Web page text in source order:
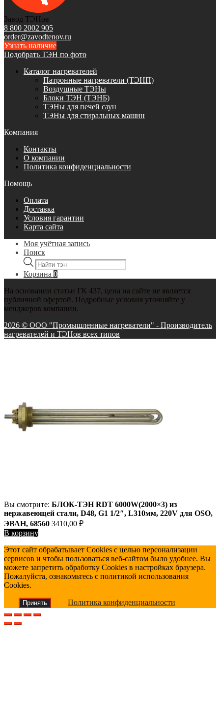
Завод ТЭНов
8 800 2002 905
order@zavodtenov.ru
Узнать наличие
Подобрать ТЭН по фото
Каталог нагревателей
Патронные нагреватели (ТЭНП)
Воздушные ТЭНы
Блоки ТЭН (ТЭНБ)
ТЭНы для печей саун
ТЭНы для стиральных машин
Компания
Контакты
О компании
Политика конфиденциальности
Помощь
Оплата
Доставка
Условия гарантии
Карта сайта
Моя учётная запись
Поиск
Поиск
товаров
Корзина 0
На основании статьи ГК 437, цена на сайте не является
публичной офертой. Подробные условия уточняйте у
менджеров компании.
2026 © ООО "Промышленные нагреватели" - Производитель
нагревателей и ТЭНов всех типов
Вы смотрите: БЛОК-ТЭН RDT 6000W(2000×3) из
нержавеющей стали, D48, G1 1/2″, L310мм, 220V для OSO,
ЭВАН, 68560 3410,00 ₽
В корзину
Этот сайт обрабатывает Cookies с целью персонализации
сервисов и чтобы пользоваться веб-сайтом было удобнее. Вы
можете запретить обработку Cookies в настройках браузера.
Пожалуйста, ознакомьтесь с политикой использования
Cookies.
Принять Политика конфиденциальности